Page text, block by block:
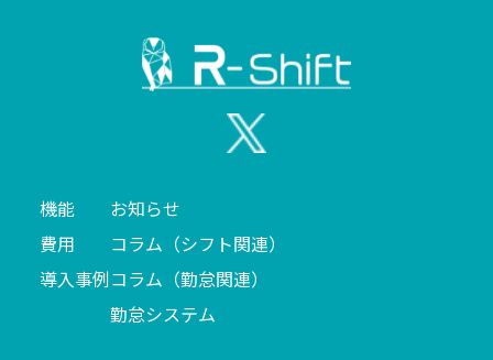
機能
費用
導入事例
お知らせ
コラム（シフト関連）
コラム（勤怠関連）
勤怠システム